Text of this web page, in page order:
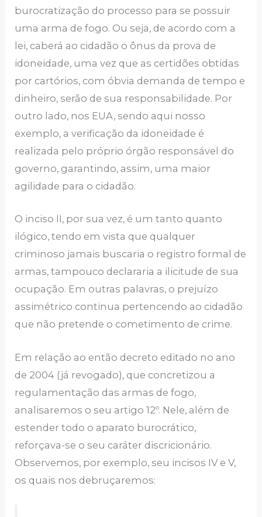
burocratização do processo para se possuir
uma arma de fogo. Ou seja, de acordo com a
lei, caberá ao cidadão o ônus da prova de
idoneidade, uma vez que as certidões obtidas
por cartórios, com óbvia demanda de tempo e
dinheiro, serão de sua responsabilidade. Por
outro lado, nos EUA, sendo aqui nosso
exemplo, a verificação da idoneidade é
realizada pelo próprio órgão responsável do
governo, garantindo, assim, uma maior
agilidade para o cidadão.
O inciso II, por sua vez, é um tanto quanto
ilógico, tendo em vista que qualquer
criminoso jamais buscaria o registro formal de
armas, tampouco declararia a ilicitude de sua
ocupação. Em outras palavras, o prejuízo
assimétrico continua pertencendo ao cidadão
que não pretende o cometimento de crime.
Em relação ao então decreto editado no ano
de 2004 (já revogado), que concretizou a
regulamentação das armas de fogo,
analisaremos o seu artigo 12º. Nele, além de
estender todo o aparato burocrático,
reforçava-se o seu caráter discricionário.
Observemos, por exemplo, seu incisos IV e V,
os quais nos debruçaremos: